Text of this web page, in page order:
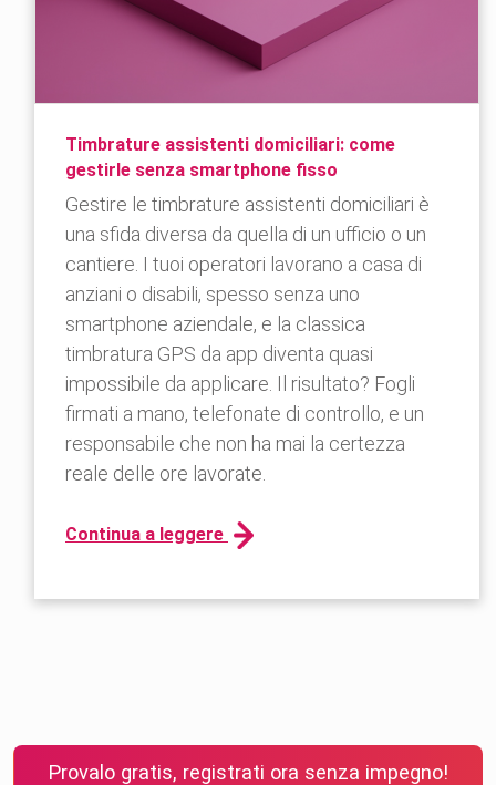
Timbrature assistenti domiciliari: come
gestirle senza smartphone fisso
Gestire le timbrature assistenti domiciliari è
una sfida diversa da quella di un ufficio o un
cantiere. I tuoi operatori lavorano a casa di
anziani o disabili, spesso senza uno
smartphone aziendale, e la classica
timbratura GPS da app diventa quasi
impossibile da applicare. Il risultato? Fogli
firmati a mano, telefonate di controllo, e un
responsabile che non ha mai la certezza
reale delle ore lavorate.
Continua a leggere
Provalo gratis, registrati ora senza impegno!